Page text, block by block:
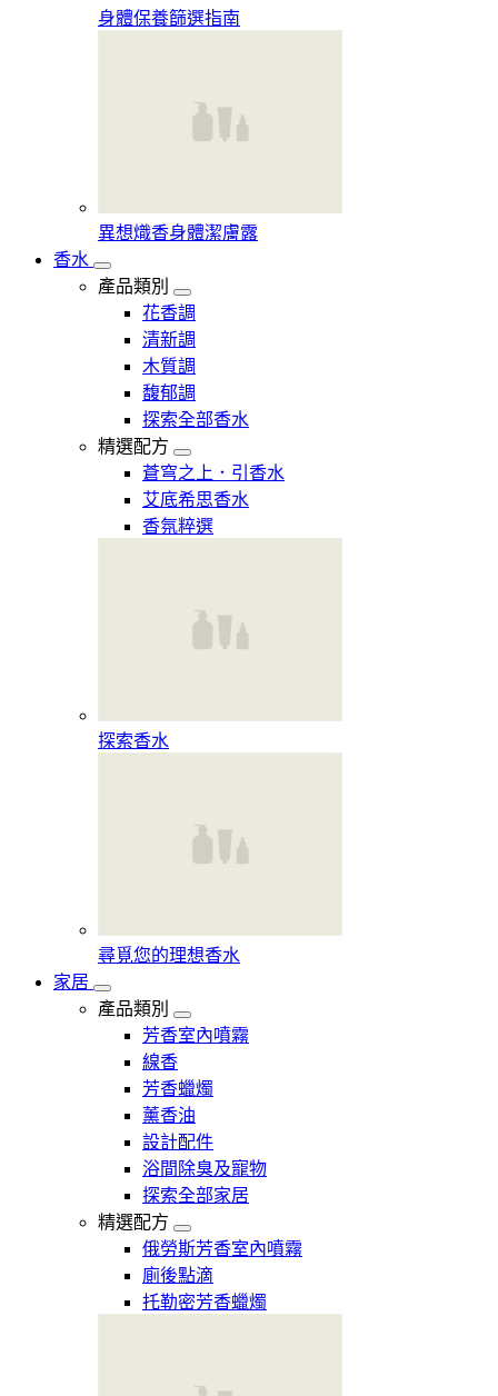
身體保養篩選指南
異想熾香身體潔膚露
香水
產品類別
花香調
清新調
木質調
馥郁調
探索全部香水
精選配方
蒼穹之上．引香水
艾底希思香水
香氛粹選
探索香水​
尋覓您的理想香水​
家居
產品類別
芳香室內噴霧
線香
芳香蠟燭
薰香油
設計配件
浴間除臭及寵物
探索全部家居
精選配方
俄勞斯芳香室內噴霧
廁後點滴
托勒密芳香蠟燭